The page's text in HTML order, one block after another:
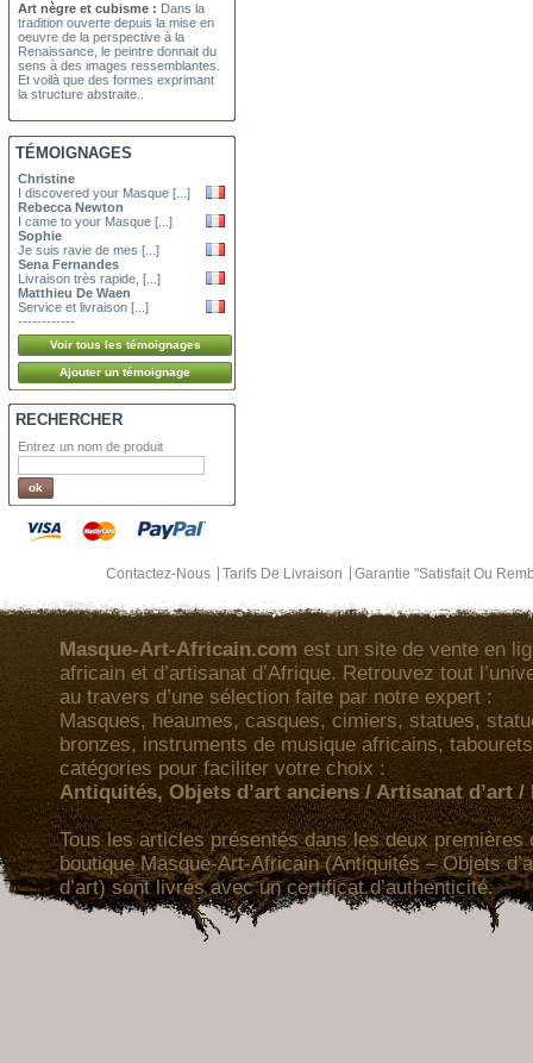
Art nègre et cubisme : Dans la
tradition ouverte depuis la mise en
oeuvre de la perspective à la
Renaissance, le peintre donnait du
sens à des images ressemblantes.
Et voilà que des formes exprimant
la structure abstraite..
TÉMOIGNAGES
Christine
I discovered your Masque [...]
Rebecca Newton
I came to your Masque [...]
Sophie
Je suis ravie de mes [...]
Sena Fernandes
Livraison très rapide, [...]
Matthieu De Waen
Service et livraison [...]
------------
RECHERCHER
Entrez un nom de produit
Contactez-Nous Tarifs De Livraison Garantie "Satisfait Ou
Masque-Art-Africain.com est un site de vente en
africain et d’artisanat d’Afrique. Retrouvez tout
au travers d’une sélection faite par notre expert :
Masques, heaumes, casques, cimiers, statues,
bronzes, instruments de musique africains,
catégories pour faciliter votre choix :
Antiquités, Objets d’art anciens / Artisanat d’art /
Tous les articles présentés dans les deux premières
boutique Masque-Art-Africain (Antiquités – Objets
d’art) sont livrés avec un certificat d’authenticité.